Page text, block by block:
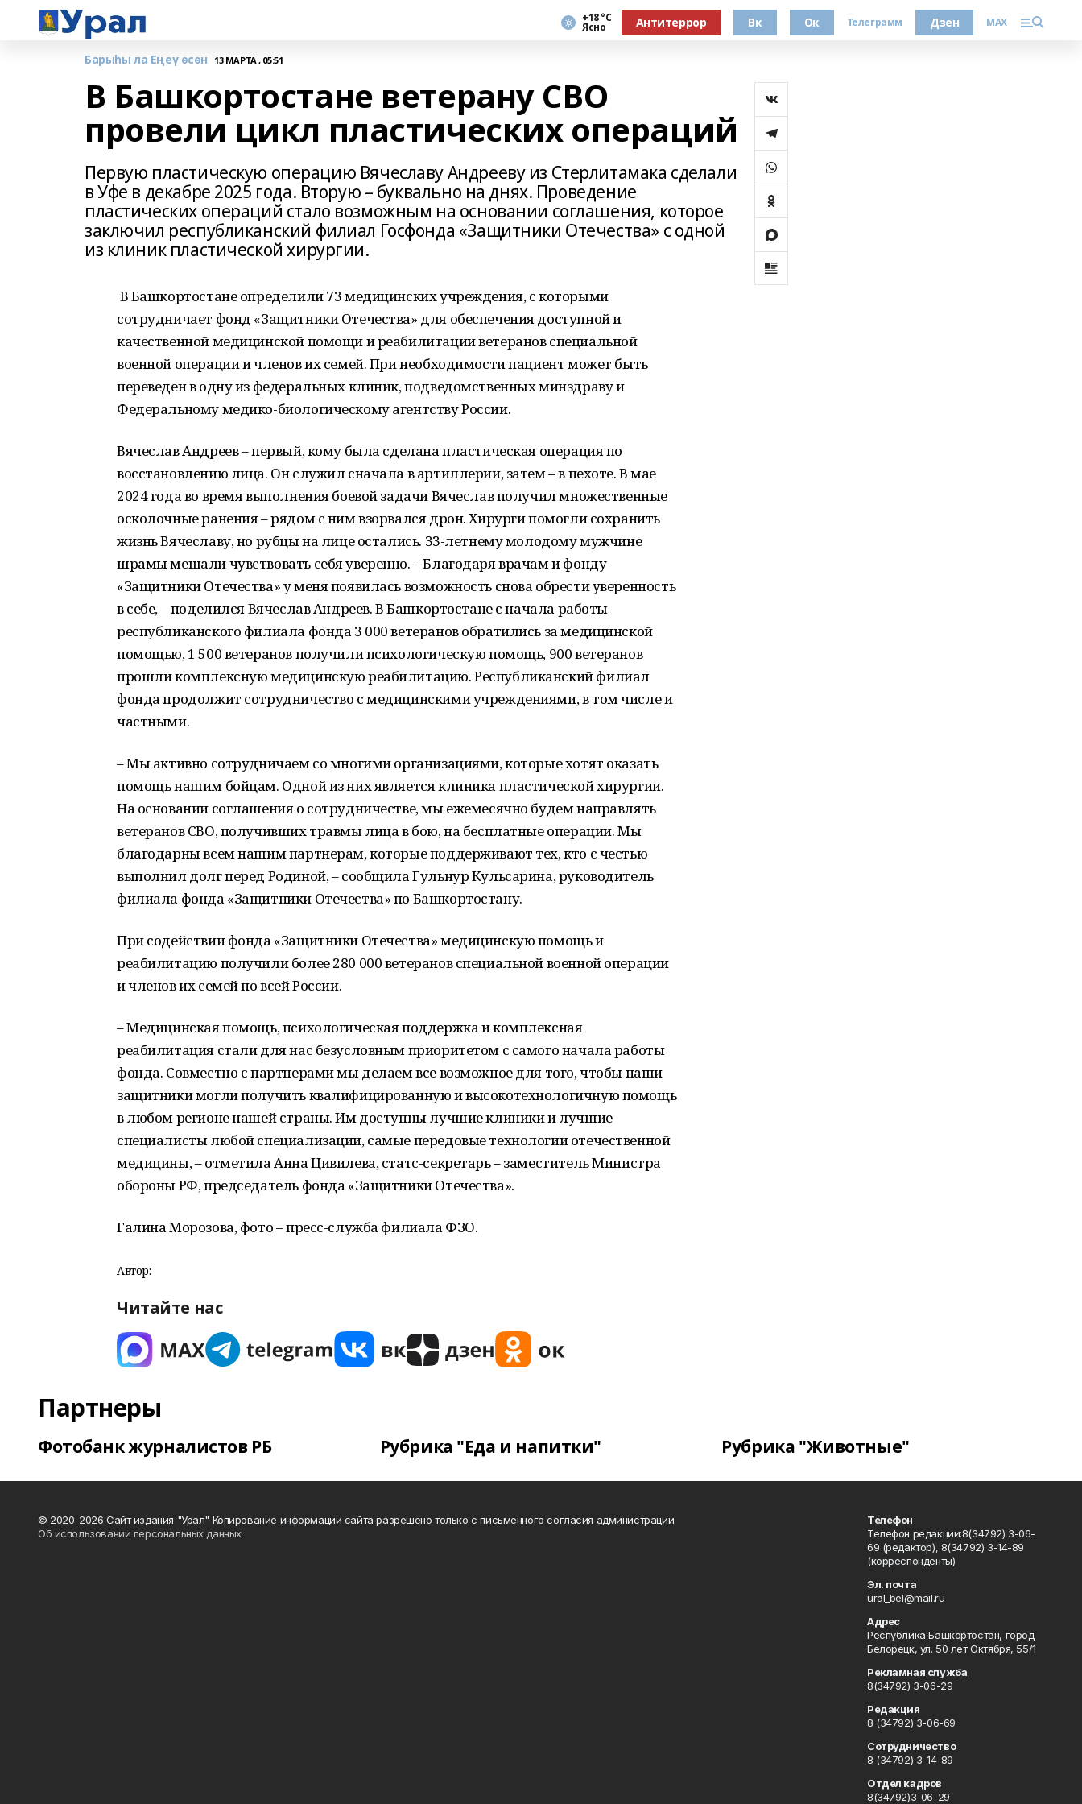
+18 °С
Ясно Антитеррор Вк Ок Телеграмм Дзен MAX
Барыһы ла Еңеү өсөн 13 МАРТА , 05:51
В Башкортостане ветерану СВО
провели цикл пластических операций
Первую пластическую операцию Вячеславу Андрееву из Стерлитамака сделали
в Уфе в декабре 2025 года. Вторую – буквально на днях. Проведение
пластических операций стало возможным на основании соглашения, которое
заключил республиканский филиал Госфонда «Защитники Отечества» с одной
из клиник пластической хирургии.
В Башкортостане определили 73 медицинских учреждения, с которыми
сотрудничает фонд «Защитники Отечества» для обеспечения доступной и
качественной медицинской помощи и реабилитации ветеранов специальной
военной операции и членов их семей. При необходимости пациент может быть
переведен в одну из федеральных клиник, подведомственных минздраву и
Федеральному медико-биологическому агентству России.
Вячеслав Андреев – первый, кому была сделана пластическая операция по
восстановлению лица. Он служил сначала в артиллерии, затем – в пехоте. В мае
2024 года во время выполнения боевой задачи Вячеслав получил множественные
осколочные ранения – рядом с ним взорвался дрон. Хирурги помогли сохранить
жизнь Вячеславу, но рубцы на лице остались. 33-летнему молодому мужчине
шрамы мешали чувствовать себя уверенно. – Благодаря врачам и фонду
«Защитники Отечества» у меня появилась возможность снова обрести уверенность
в себе, – поделился Вячеслав Андреев. В Башкортостане с начала работы
республиканского филиала фонда 3 000 ветеранов обратились за медицинской
помощью, 1 500 ветеранов получили психологическую помощь, 900 ветеранов
прошли комплексную медицинскую реабилитацию. Республиканский филиал
фонда продолжит сотрудничество с медицинскими учреждениями, в том числе и
частными.
– Мы активно сотрудничаем со многими организациями, которые хотят оказать
помощь нашим бойцам. Одной из них является клиника пластической хирургии.
На основании соглашения о сотрудничестве, мы ежемесячно будем направлять
ветеранов СВО, получивших травмы лица в бою, на бесплатные операции. Мы
благодарны всем нашим партнерам, которые поддерживают тех, кто с честью
выполнил долг перед Родиной, – сообщила Гульнур Кульсарина, руководитель
филиала фонда «Защитники Отечества» по Башкортостану.
При содействии фонда «Защитники Отечества» медицинскую помощь и
реабилитацию получили более 280 000 ветеранов специальной военной операции
и членов их семей по всей России.
– Медицинская помощь, психологическая поддержка и комплексная
реабилитация стали для нас безусловным приоритетом с самого начала работы
фонда. Совместно с партнерами мы делаем все возможное для того, чтобы наши
защитники могли получить квалифицированную и высокотехнологичную помощь
в любом регионе нашей страны. Им доступны лучшие клиники и лучшие
специалисты любой специализации, самые передовые технологии отечественной
медицины, – отметила Анна Цивилева, статс-секретарь – заместитель Министра
обороны РФ, председатель фонда «Защитники Отечества».
Галина Морозова, фото – пресс-служба филиала ФЗО.
Автор:
Читайте нас
Партнеры
Фотобанк журналистов РБ Рубрика "Еда и напитки" Рубрика "Животные"
© 2020-2026 Сайт издания "Урал" Копирование информации сайта разрешено только с письменного согласия администрации.
Об использовании персональных данных
Телефон
Телефон редакции:8(34792) 3-06-
69 (редактор), 8(34792) 3-14-89
(корреспонденты)
Эл. почта
ural_bel@mail.ru
Адрес
Республика Башкортостан, город
Белорецк, ул. 50 лет Октября, 55/1
Рекламная служба
8(34792) 3-06-29
Редакция
8 (34792) 3-06-69
Сотрудничество
8 (34792) 3-14-89
Отдел кадров
8(34792)3-06-29